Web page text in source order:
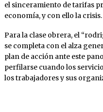
el sinceramiento de tarifas
economía, y con ello la crisis.
Para la clase obrera, el
se completa con el alza
plan de acción ante este
perfilarse cuando los
los trabajadores y sus